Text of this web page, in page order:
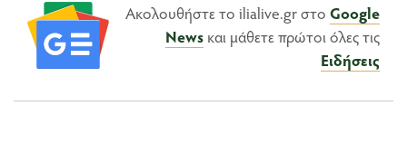
Ακολουθήστε το ilialive.gr στο Google
News και μάθετε πρώτοι όλες τις
Ειδήσεις